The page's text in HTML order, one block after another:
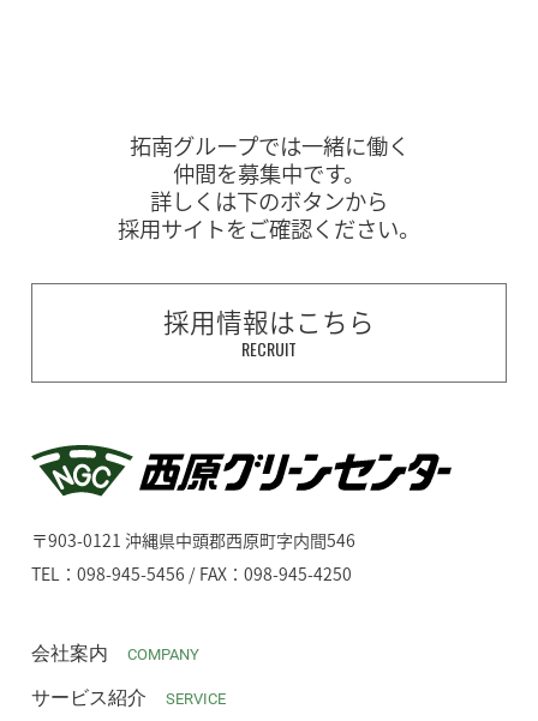
拓南グループでは一緒に働く
仲間を募集中です。
詳しくは下のボタンから
採用サイトをご確認ください。
採用情報はこちら
RECRUIT
〒903-0121 沖縄県中頭郡西原町字内間546
TEL：098-945-5456 / FAX：098-945-4250
会社案内 COMPANY
サービス紹介 SERVICE